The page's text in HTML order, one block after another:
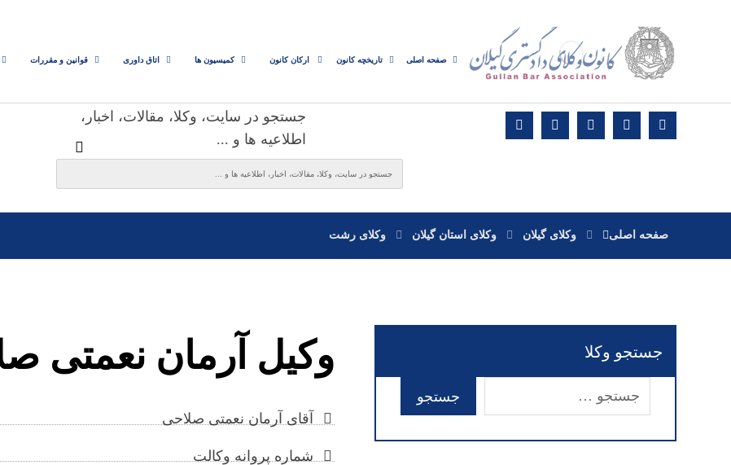
صفحه اصلی تاریخچه کانون ارکان کانون کمیسیون ها اتاق داوری قوانین و مقررات
جستجو در سایت، وکلا، مقالات، اخبار،
اطلاعیه ها و ...
صفحه اصلی وکلای گیلان وکلای استان گیلان وکلای رشت
وکیل آرمان نعمتی
آقای آرمان نعمتی صلاحی
شماره پروانه وکالت
جستجو وکلا